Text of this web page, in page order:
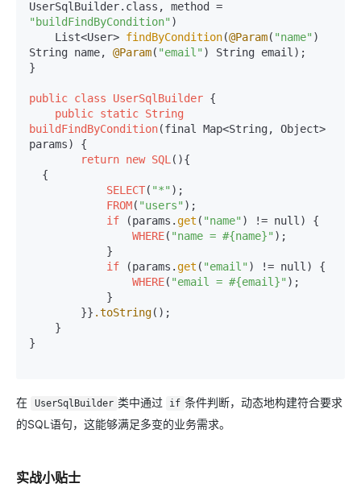
"buildFindByCondition" )
    List<User>
findByCondition(@Param( "name" )
String name, @Param( "email" ) String email);
}
public class UserSqlBuilder {
public static String
buildFindByCondition(final Map<String, Object>
params) {
return new SQL (){
SELECT( "*" );
FROM( "users" );
if (params.get ( "name" ) != null) {
WHERE( "name = #{name}" );
if (params.get ( "email" ) != null) {
WHERE( "email = #{email}" );
        }}
.toString();
}
在 UserSqlBuilder 类中通过 if 条件判断，动态地构建符合要求
的SQL语句，这能够满足多变的业务需求。
实战小贴士